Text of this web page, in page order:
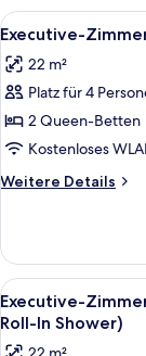
2 Queen-
Betten
Alle
Fotos
für
Executive-
Zimmer,
2 Queen-
Betten
(Hearing
anzeigen
5
Executive-
22 m²
Platz für 4
2 Queen-Betten
Kostenloses
Weitere Details
Weitere
Zimmer,
2 Queen-
Betten
(Hearing
Alle
Fotos
für
5
Executive-
Roll-In Shower)